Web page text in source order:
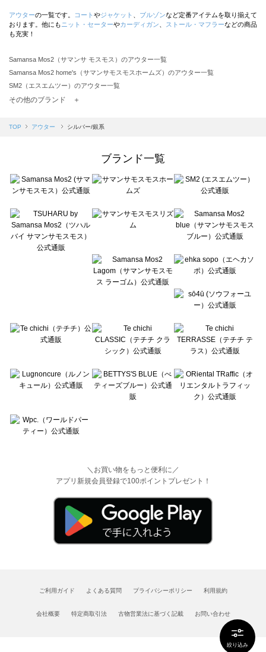
絞り込み
アウターの一覧です。 コート やジャケット ブルゾンなど定番アイテムを取り揃えて
おります。他にも ニット・セーターやカーディガン ストール・マフラーなどの商品
も充実！
Samansa Mos2（サマンサ モスモス）のアウター一覧
Samansa Mos2 home's（サマンサモスモスホームズ）のアウター一覧
SM2（エスエムツー）のアウター一覧
TSUHARU by Samansa Mos2（ツハルバイサマンサモスモス）のアウター一覧
Samansa Mos2 blue（サマンサモスモス ブルー）のアウター一覧
sō4ū（ソウフォーユー）のアウター一覧
Te chichi（テチチ）のアウター一覧
Te chichi CLASSIC（テチチ クラシック）のアウター一覧
Lugnoncure（ルノンキュール）のアウター一覧
BETTY'S BLUE（べティーズブルー）のアウター一覧
Wpc.（ワールドパーティー）のアウター一覧
その他のブランド ＋
TOP アウター シルバー/銀系
ブランド一覧
＼お買い物をもっと便利に／
アプリ新規会員登録で100ポイントプレゼント！
ご利用ガイド よくある質問 プライバシーポリシー 利用規約
会社概要 特定商取引法 古物営業法に基づく記載 お問い合わせ